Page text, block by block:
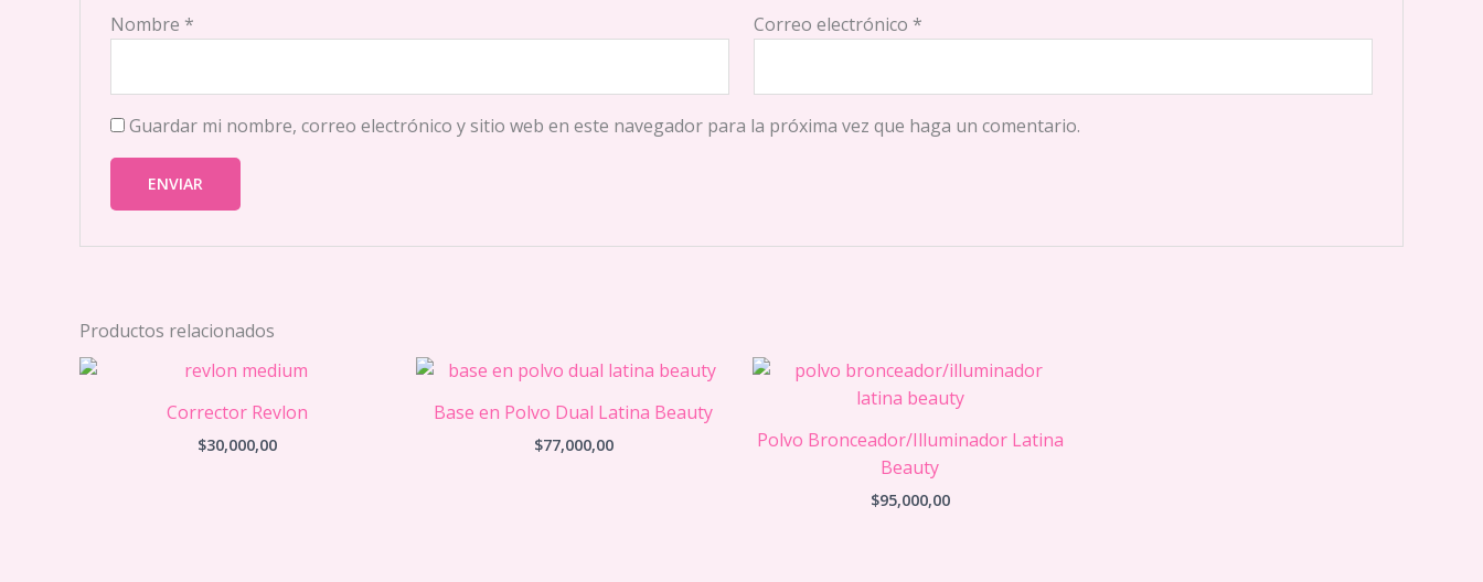
Nombre * Correo electrónico *
Guardar mi nombre, correo electrónico y sitio web en este navegador para la próxima vez que haga un comentario.
Productos relacionados
Corrector Revlon
$30,000,00
Base en Polvo Dual Latina Beauty
$77,000,00
Polvo Bronceador/Illuminador Latina
Beauty
$95,000,00